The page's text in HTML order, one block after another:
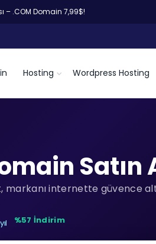
– .COM Domain 7,99$!
Hosting Wordpress Hosting
Satın
markanı internette güvence
%57 İndirim